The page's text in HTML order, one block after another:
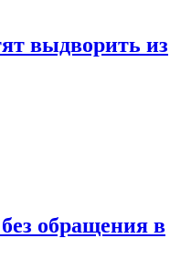
выдворить из
обращения в